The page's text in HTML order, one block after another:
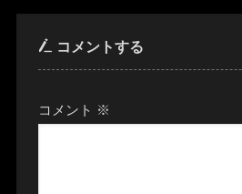
コメントする
コメント ※